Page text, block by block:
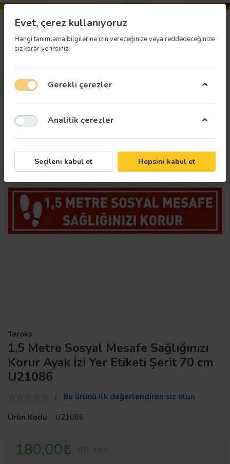
Taroks
1,5 Metre Sosyal Mesafe Sağlığınızı
Korur Ayak İzi Yer Etiketi Şerit 70 cm
U21086
Bu ürünü ilk değerlendiren siz olun
Ürün Kodu
U21086
180,00₺
Evet, çerez kullanıyoruz
Hangi tanımlama bilgilerine izin vereceğinize veya reddedeceğinize
siz karar verirsiniz.
Gerekli çerezler
Analitik çerezler
Seçileni kabul et Hepsini kabul et